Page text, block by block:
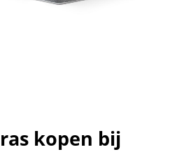
kopen bij